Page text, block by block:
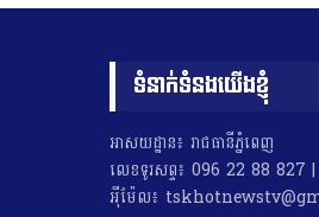
ទំនាក់ទំនងយើងខ្ញុំ
អាសយដ្ឋាន៖ រាជធានីភ្នំពេញ
លេខទូរសព្ទ៖ 096 22 88 827
អុីម៉ែល៖